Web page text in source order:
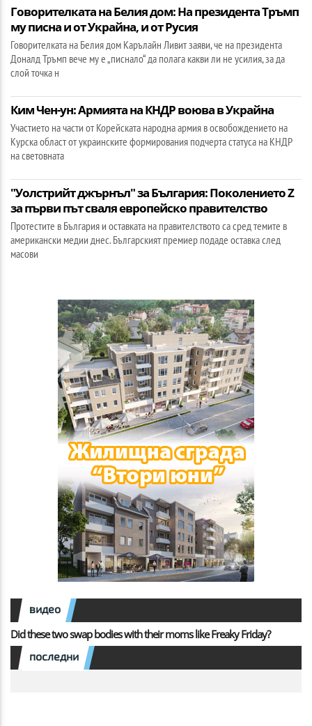
Говорителката на Белия дом: На президента Тръмп
му писна и от Украйна, и от Русия
Говорителката на Белия дом Карълайн Ливит заяви, че на президента
Доналд Тръмп вече му е „писнало“ да полага какви ли не усилия, за да
слой точка н
Ким Чен-ун: Армията на КНДР воюва в Украйна
Участието на части от Корейската народна армия в освобождението на
Курска област от украинските формирования подчерта статуса на КНДР
на световната
"Уолстрийт джърнъл" за България: Поколението Z
за първи път сваля европейско правителство
Протестите в България и оставката на правителството са сред темите в
американски медии днес. Българският премиер подаде оставка след
масови
видео
Did these two swap bodies with their moms like Freaky Friday?
последни